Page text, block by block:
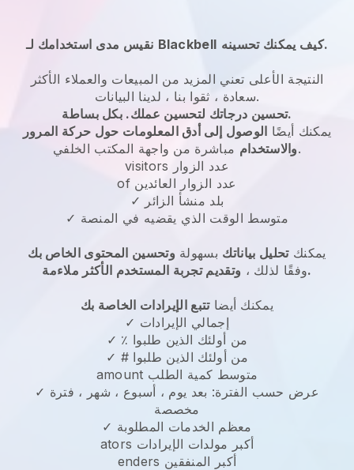
نقيس مدى استخدامك لـ Blackbell كيف يمكنك تحسينه.
النتيجة الأعلى تعني المزيد من المبيعات والعملاء الأكثر
سعادة ، ثقوا بنا ، لدينا البيانات.
تحسين درجاتك لتحسين عملك. بكل بساطة.
يمكنك أيضًا الوصول إلى أدق المعلومات حول حركة المرور
والاستخداممباشرة من واجهة المكتب الخلفي.
visitors عدد الزوار
of عدد الزوار العائدين
✓ بلد منشأ الزائر
✓ متوسط الوقت الذي يقضيه في المنصة
يمكنكتحليل بياناتك بسهولة وتحسين المحتوى الخاص بك
وفقًا لذلك ،وتقديم تجربة المستخدم الأكثر ملاءمة.
يمكنك أيضاتتبع الإيرادات الخاصة بك
✓ إجمالي الإيرادات
✓ ٪ من أولئك الذين طلبوا
✓ # من أولئك الذين طلبوا
amount متوسط كمية الطلب
✓ عرض حسب الفترة: بعد يوم ، أسبوع ، شهر ، فترة
مخصصة
✓ معظم الخدمات المطلوبة
ators أكبر مولدات الإيرادات
enders أكبر المنفقين